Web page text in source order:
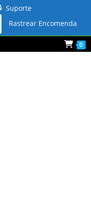
Suporte
Rastrear Encomenda
0